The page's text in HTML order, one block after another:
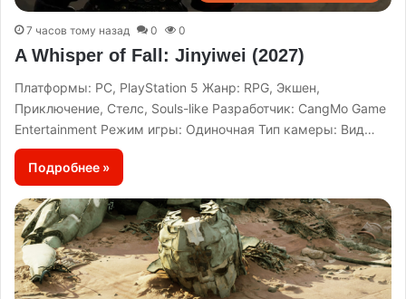
7 часов тому назад 0 0
A Whisper of Fall: Jinyiwei (2027)
Платформы: PC, PlayStation 5 Жанр: RPG, Экшен,
Приключение, Стелс, Souls-like Разработчик: CangMo Game
Entertainment Режим игры: Одиночная Тип камеры: Вид…
Подробнее »